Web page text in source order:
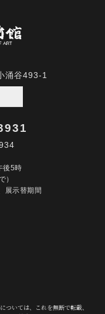
涌谷493-1
後5時
）
展示替期間
いては、これを無断で転載、